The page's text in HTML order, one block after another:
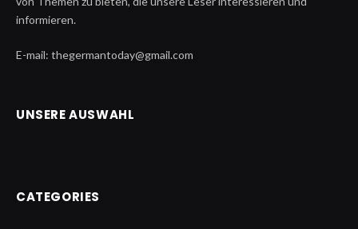
informieren.
E-mail: thegermantoday@gmail.com
UNSERE AUSWAHL
CATEGORIES